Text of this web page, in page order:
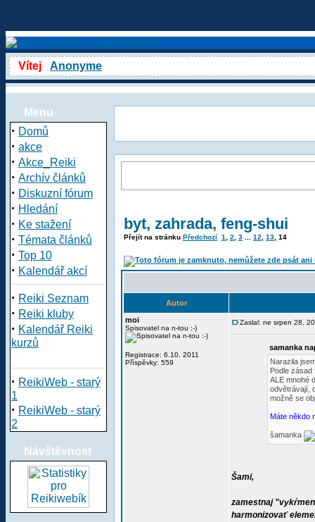
Vítej Anonyme
Menu
· Domů
· akce
· Akce_Reiki
· Archív článků
· Diskuzní fórum
· Hledání
· Ke stažení
· Témata článků
· Top 10
· Kalendář akcí
· Reiki Seznam
· Reiki kluby
· Kalendář Reiki
kurzů
· ReikiWeb - starý
1
· ReikiWeb - starý
2
Návštěvnost
byt, zahrada, feng-shui
Přejít na stránku Předchozí 1 2 3 12 13 14
Autor
moi
Spisovatel na n-tou :-)
Registrace: 6.10. 2011
Příspěvky: 559
Zaslal: ne srpen 28,
samanka
Narazila
Podle
ALE mnohé
odvětrávají,
možně se
Máte někdo
šamanka
Šami,
zamestnaj
harmonizovať